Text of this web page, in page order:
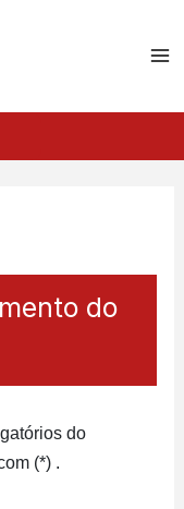
do
do
(*) .